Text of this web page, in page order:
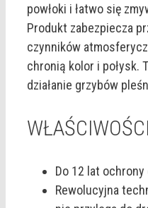
powłoki i łatwo się
Produkt zabezpiecza
czynników
chronią kolor i połysk.
działanie grzybów
Do 12 lat ochrony
Rewolucyjna